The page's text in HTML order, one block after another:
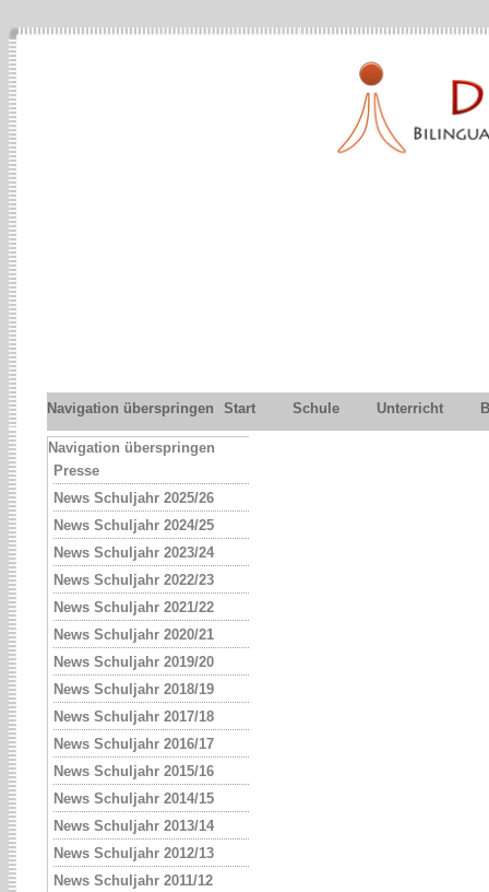
Navigation überspringen Start Schule Unterricht
Navigation überspringen
Presse
News Schuljahr 2025/26
News Schuljahr 2024/25
News Schuljahr 2023/24
News Schuljahr 2022/23
News Schuljahr 2021/22
News Schuljahr 2020/21
News Schuljahr 2019/20
News Schuljahr 2018/19
News Schuljahr 2017/18
News Schuljahr 2016/17
News Schuljahr 2015/16
News Schuljahr 2014/15
News Schuljahr 2013/14
News Schuljahr 2012/13
News Schuljahr 2011/12